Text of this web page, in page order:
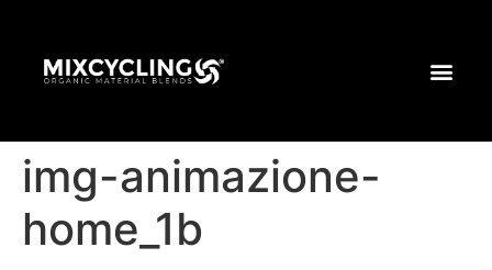
img-animazione-
home_1b